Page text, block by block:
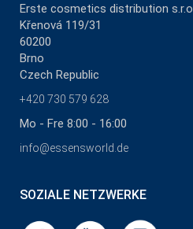
Erste cosmetics distribution s.r.o.
Křenová 119/31
60200
Brno
Czech Republic
+420 730 579 628
Mo - Fre 8:00 - 16:00
info@essensworld.de
SOZIALE NETZWERKE